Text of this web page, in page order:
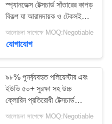
164
স্প্যানডেক্স টেক্সচার্ড সাঁতারের কাপড়
বিকল্প যা আরামদায়ক ও টেকসই
সাঁতারের পোশাকের জন্য উপযুক্ত
উচ্চ আকৃতি ধরে রাখে
আলোচনা সাপেক্ষে MOQ:Negotiable
যোগাযোগ
৯৮% পুনর্ব্যবহৃত পলিয়েস্টার এবং
ইউভি ৫০+ সুরক্ষা সহ উচ্চ
ক্লোরিন প্রতিরোধী টেক্সচার্ড
আলোচনা সাপেক্ষে MOQ:Negotiable